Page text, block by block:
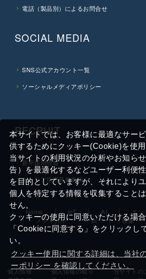
本サイトでは、お客様に最適なサー
供するためにクッキー(Cookie)を使用
当サイトの利用状況の分析やお知ら
告）を最適化するなどユーザー利便
を目的としていますが、それにより
個人を特定する情報を収集すること
せん。
クッキーの使用に同意いただける場合
「Cookieに同意する」をクリックし
い。
クッキー使用に関する詳細は、当社
ーポリシー を確認してください。
電話（製品別）によるお問合せ
SOCIAL MEDIA
SNS公式アカウント一覧
ソーシャルメディアポリシー
RECRUIT
新卒採用情報
キャリア採用募集要項
Home IoT AI
エン
メディカル
BI 映像
個人情報
個人情報の取り
当サイトの